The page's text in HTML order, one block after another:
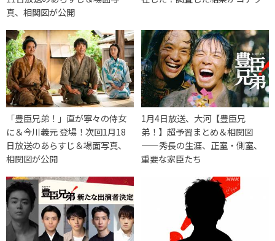
真、相関図が公開
「豊臣兄弟！」直が寧々の侍女
に＆今川義元 登場！次回1月18
日放送のあらすじ＆場面写真、
相関図が公開
1月4日放送、大河【豊臣兄
弟！】超予習まとめ＆相関図
——秀長の生涯、正室・側室、
重要な家臣たち